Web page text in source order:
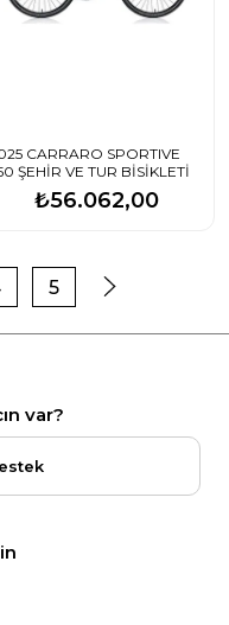
CARRARO SPORTIVE
ŞEHİR VE TUR BİSİKLETİ
₺56.062,00
5
var?